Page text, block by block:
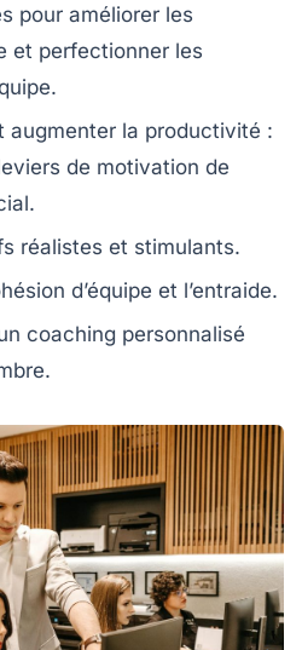
pour améliorer les
et perfectionner les
augmenter la productivité :
de motivation de
réalistes et stimulants.
d’équipe et l’entraide.
coaching personnalisé